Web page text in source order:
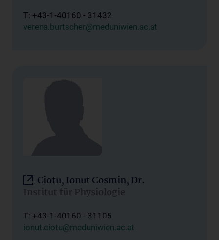
T: +43-1-40160 - 31432
verena.burtscher@meduniwien.ac.at
Ciotu, Ionut Cosmin, Dr.
Institut für Physiologie
T: +43-1-40160 - 31105
ionut.ciotu@meduniwien.ac.at